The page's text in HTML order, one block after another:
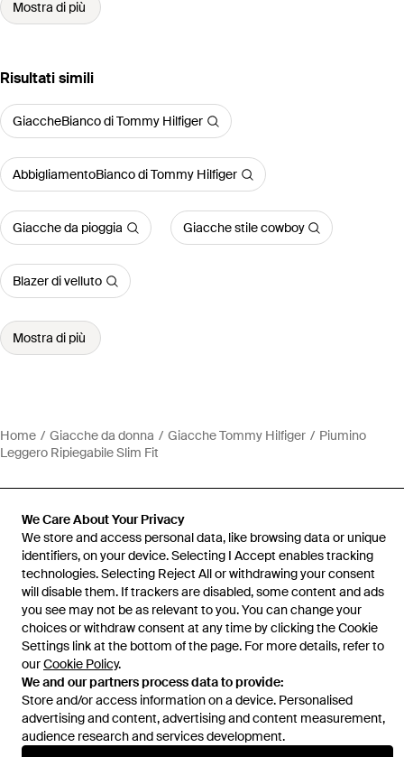
We Care About Your Privacy
We store and access personal data, like browsing data or unique
identifiers, on your device. Selecting I Accept enables tracking
technologies. Selecting Reject All or withdrawing your consent
will disable them. If trackers are disabled, some content and ads
you see may not be as relevant to you. You can change your
choices or withdraw consent at any time by clicking the Cookie
Settings link at the bottom of the page. For more details, refer to
ourCookie Policy.
We and our partners process data to provide:
Store and/or access information on a device. Personalised
advertising and content, advertising and content measurement,
audience research and services development.
Mostra di più
Risultati simili
GiaccheBianco di Tommy Hilfiger
AbbigliamentoBianco di Tommy Hilfiger
Giacche da pioggia Giacche stile cowboy
Blazer di velluto
Mostra di più
Home Giacche da donna Giacche Tommy Hilfiger
Piumino
Leggero Ripiegabile Slim Fit
Assistenza e info